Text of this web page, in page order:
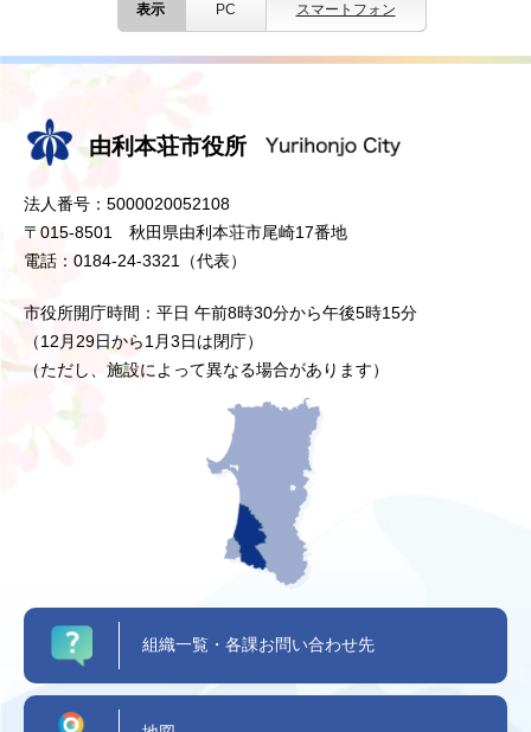
表示 PC スマートフォン
由利本荘市役所
法人番号：5000020052108
〒015-8501 秋田県由利本荘市尾崎17番地
電話：0184-24-3321（代表）
市役所開庁時間：平日 午前8時30分から午後5時15分
（12月29日から1月3日は閉庁）
（ただし、施設によって異なる場合があります）
組織一覧・各課お問い合わせ先